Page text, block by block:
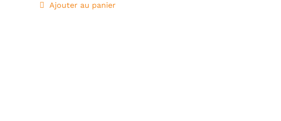
était :est :
Ajouter au panier